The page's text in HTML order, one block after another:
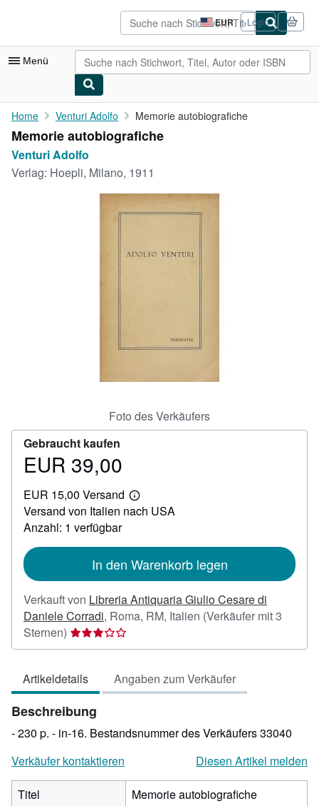
EUR
Seite
der
Einkaufseinstellungen.
Login
Menü
Nutzerkonto
Meine Bestellungen
SCHLIESSEN
Home Venturi Adolfo Memorie autobiografiche
Memorie autobiografiche
Venturi Adolfo
Verlag: Hoepli, Milano, 1911
Foto des Verkäufers
Gebraucht kaufen
Preis
39,00
EUR 39,00
EUR 15,00 Versand
Weitere
Informationen
Versand von Italien nach USA
Anzahl: 1 verfügbar
In den Warenkorb legen
Verkauft von Libreria Antiquaria Giulio Cesare di
Daniele Corradi, Roma, RM, Italien (Verkäufer mit 3
Sternen) Verkäuferbewertung
3
5
Sternen
Artikeldetails Angaben zum Verkäufer
Beschreibung
- 230 p. - in-16. Bestandsnummer des Verkäufers 33040
Verkäufer kontaktieren
Diesen Artikel melden
Titel
Memorie autobiografiche